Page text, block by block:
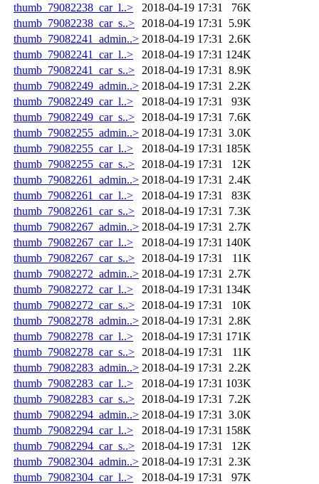
thumb_79082238_car_l..>
2018-04-19 17:31
76K
thumb_79082238_car_s..>
2018-04-19 17:31
5.9K
thumb_79082241_admin..> 2018-04-19 17:31
2.6K
thumb_79082241_car_l..>
2018-04-19 17:31 124K
thumb_79082241_car_s..>
2018-04-19 17:31
8.9K
thumb_79082249_admin..> 2018-04-19 17:31
2.2K
thumb_79082249_car_l..>
2018-04-19 17:31
93K
thumb_79082249_car_s..>
2018-04-19 17:31
7.6K
thumb_79082255_admin..> 2018-04-19 17:31
3.0K
thumb_79082255_car_l..>
2018-04-19 17:31 185K
thumb_79082255_car_s..>
2018-04-19 17:31
12K
thumb_79082261_admin..> 2018-04-19 17:31
2.4K
thumb_79082261_car_l..>
2018-04-19 17:31
83K
thumb_79082261_car_s..>
2018-04-19 17:31
7.3K
thumb_79082267_admin..> 2018-04-19 17:31
2.7K
thumb_79082267_car_l..>
2018-04-19 17:31 140K
thumb_79082267_car_s..>
2018-04-19 17:31
11K
thumb_79082272_admin..> 2018-04-19 17:31
2.7K
thumb_79082272_car_l..>
2018-04-19 17:31 134K
thumb_79082272_car_s..>
2018-04-19 17:31
10K
thumb_79082278_admin..> 2018-04-19 17:31
2.8K
thumb_79082278_car_l..>
2018-04-19 17:31 171K
thumb_79082278_car_s..>
2018-04-19 17:31
11K
thumb_79082283_admin..> 2018-04-19 17:31
2.2K
thumb_79082283_car_l..>
2018-04-19 17:31 103K
thumb_79082283_car_s..>
2018-04-19 17:31
7.2K
thumb_79082294_admin..> 2018-04-19 17:31
3.0K
thumb_79082294_car_l..>
2018-04-19 17:31 158K
thumb_79082294_car_s..>
2018-04-19 17:31
12K
thumb_79082304_admin..> 2018-04-19 17:31
2.3K
thumb_79082304_car_l..>
2018-04-19 17:31
97K